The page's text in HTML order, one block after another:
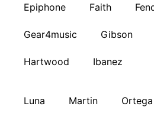
Epiphone Faith
Gear4music Gibson
Hartwood Ibanez
Luna Martin Ortega